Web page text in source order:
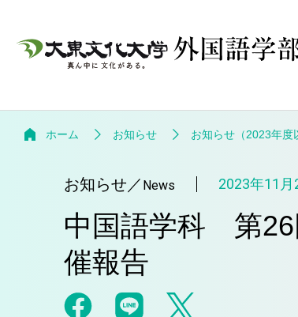
ホーム お知らせ お知らせ（2023年度
お知らせ ／ News 2023年11月
中国語学科 第26
催報告